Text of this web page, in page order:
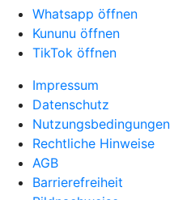
Whatsapp öffnen
Kununu öffnen
TikTok öffnen
Impressum
Datenschutz
Nutzungsbedingungen
Rechtliche Hinweise
AGB
Barrierefreiheit